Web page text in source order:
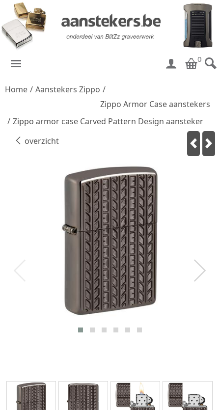
0
Home / Aanstekers Zippo /
Zippo Armor Case aanstekers
/ Zippo armor case Carved Pattern Design aansteker
overzicht